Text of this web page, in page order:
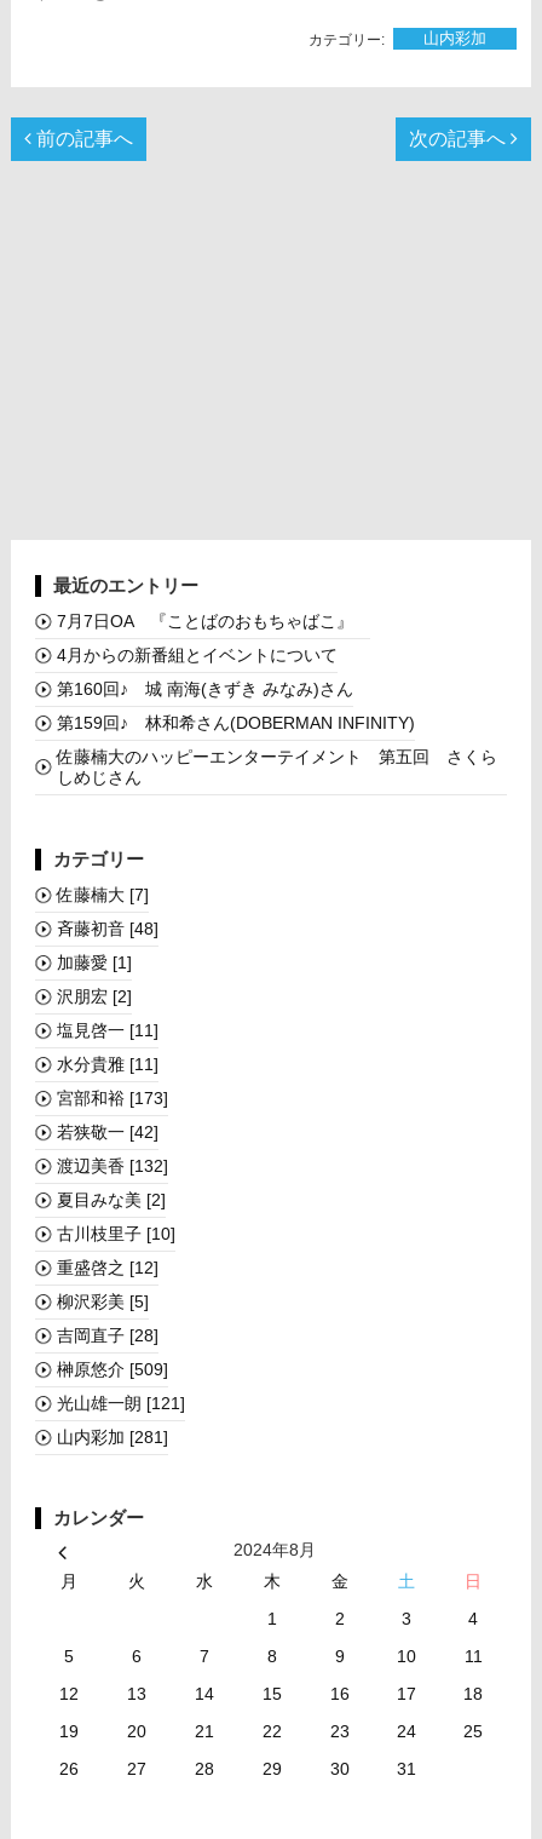
山内彩加
前の記事へ 次の記事へ
最近のエントリー
7月7日OA 『ことばのおもちゃばこ』
4月からの新番組とイベントについて
第160回♪ 城 南海(きずき みなみ)さん
第159回♪ 林和希さん(DOBERMAN INFINITY)
佐藤楠大のハッピーエンターテイメント 第五回 さくら
しめじさん
カテゴリー
佐藤楠大 [7]
斉藤初音 [48]
加藤愛 [1]
沢朋宏 [2]
塩見啓一 [11]
水分貴雅 [11]
宮部和裕 [173]
若狭敬一 [42]
渡辺美香 [132]
夏目みな美 [2]
古川枝里子 [10]
重盛啓之 [12]
柳沢彩美 [5]
吉岡直子 [28]
榊󠄀原悠介 [509]
光山雄一朗 [121]
山内彩加 [281]
カレンダー
2024年8月
月
火 水 木 金 土
日
1
2 3
4
5
6 7 8 9 10
11
12
13 14 15 16 17
18
19
20 21 22 23 24
25
26
27 28 29 30 31